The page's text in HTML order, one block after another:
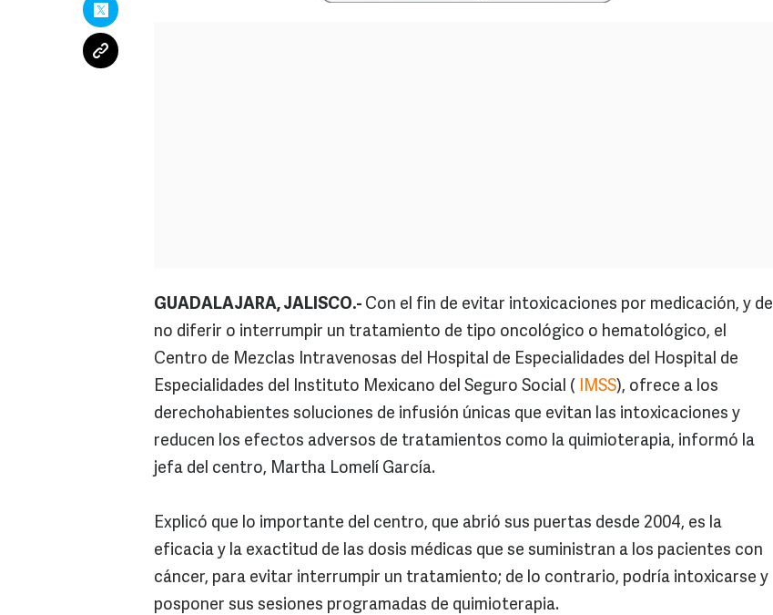
GUADALAJARA, JALISCO.- Con el fin de evitar intoxicaciones por medicación, y de
no diferir o interrumpir un tratamiento de tipo oncológico o hematológico, el
Centro de Mezclas Intravenosas del Hospital de Especialidades del Hospital de
Especialidades del Instituto Mexicano del Seguro Social ( IMSS), ofrece a los
derechohabientes soluciones de infusión únicas que evitan las intoxicaciones y
reducen los efectos adversos de tratamientos como la quimioterapia, informó la
jefa del centro, Martha Lomelí García.
Explicó que lo importante del centro, que abrió sus puertas desde 2004, es la
eficacia y la exactitud de las dosis médicas que se suministran a los pacientes con
cáncer, para evitar interrumpir un tratamiento; de lo contrario, podría intoxicarse y
posponer sus sesiones programadas de quimioterapia.